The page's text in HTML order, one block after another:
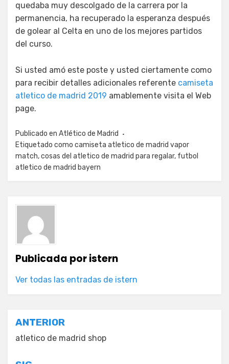
quedaba muy descolgado de la carrera por la
permanencia, ha recuperado la esperanza después
de golear al Celta en uno de los mejores partidos
del curso.
Si usted amó este poste y usted ciertamente como
para recibir detalles adicionales referente camiseta
atletico de madrid 2019 amablemente visita el Web
page.
Publicado en Atlético de Madrid
Etiquetado como camiseta atletico de madrid vapor
match,cosas del atletico de madrid para regalar, futbol
atletico de madrid bayern
Publicada poristern
Ver todas las entradas de istern
Navegación
de
entradas
ANTERIOR
atletico de madrid shop